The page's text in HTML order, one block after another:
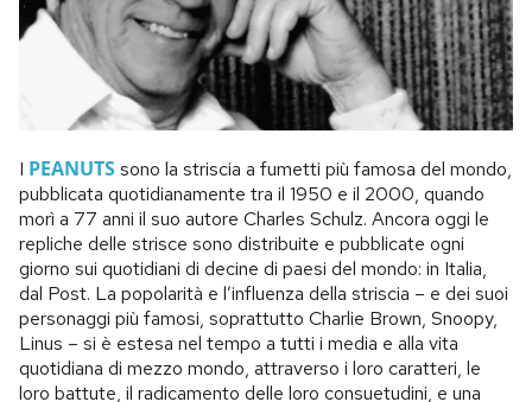
I PEANUTSsono la striscia a fumetti più famosa del mondo,
pubblicata quotidianamente tra il 1950 e il 2000, quando
morì a 77 anni il suo autore Charles Schulz. Ancora oggi le
repliche delle strisce sono distribuite e pubblicate ogni
giorno sui quotidiani di decine di paesi del mondo: in Italia,
dal Post. La popolarità e l’influenza della striscia – e dei suoi
personaggi più famosi, soprattutto Charlie Brown, Snoopy,
Linus – si è estesa nel tempo a tutti i media e alla vita
quotidiana di mezzo mondo, attraverso i loro caratteri, le
loro battute, il radicamento delle loro consuetudini, e una